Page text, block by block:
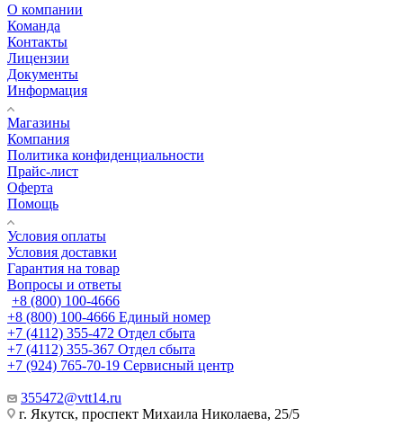
О компании
Команда
Контакты
Лицензии
Документы
Информация
Магазины
Компания
Политика конфиденциальности
Прайс-лист
Оферта
Помощь
Условия оплаты
Условия доставки
Гарантия на товар
Вопросы и ответы
+8 (800) 100-4666
+8 (800) 100-4666 Единый номер
+7 (4112) 355-472 Отдел сбыта
+7 (4112) 355-367 Отдел сбыта
+7 (924) 765-70-19 Сервисный центр
355472@vtt14.ru
г. Якутск, проспект Михаила Николаева, 25/5